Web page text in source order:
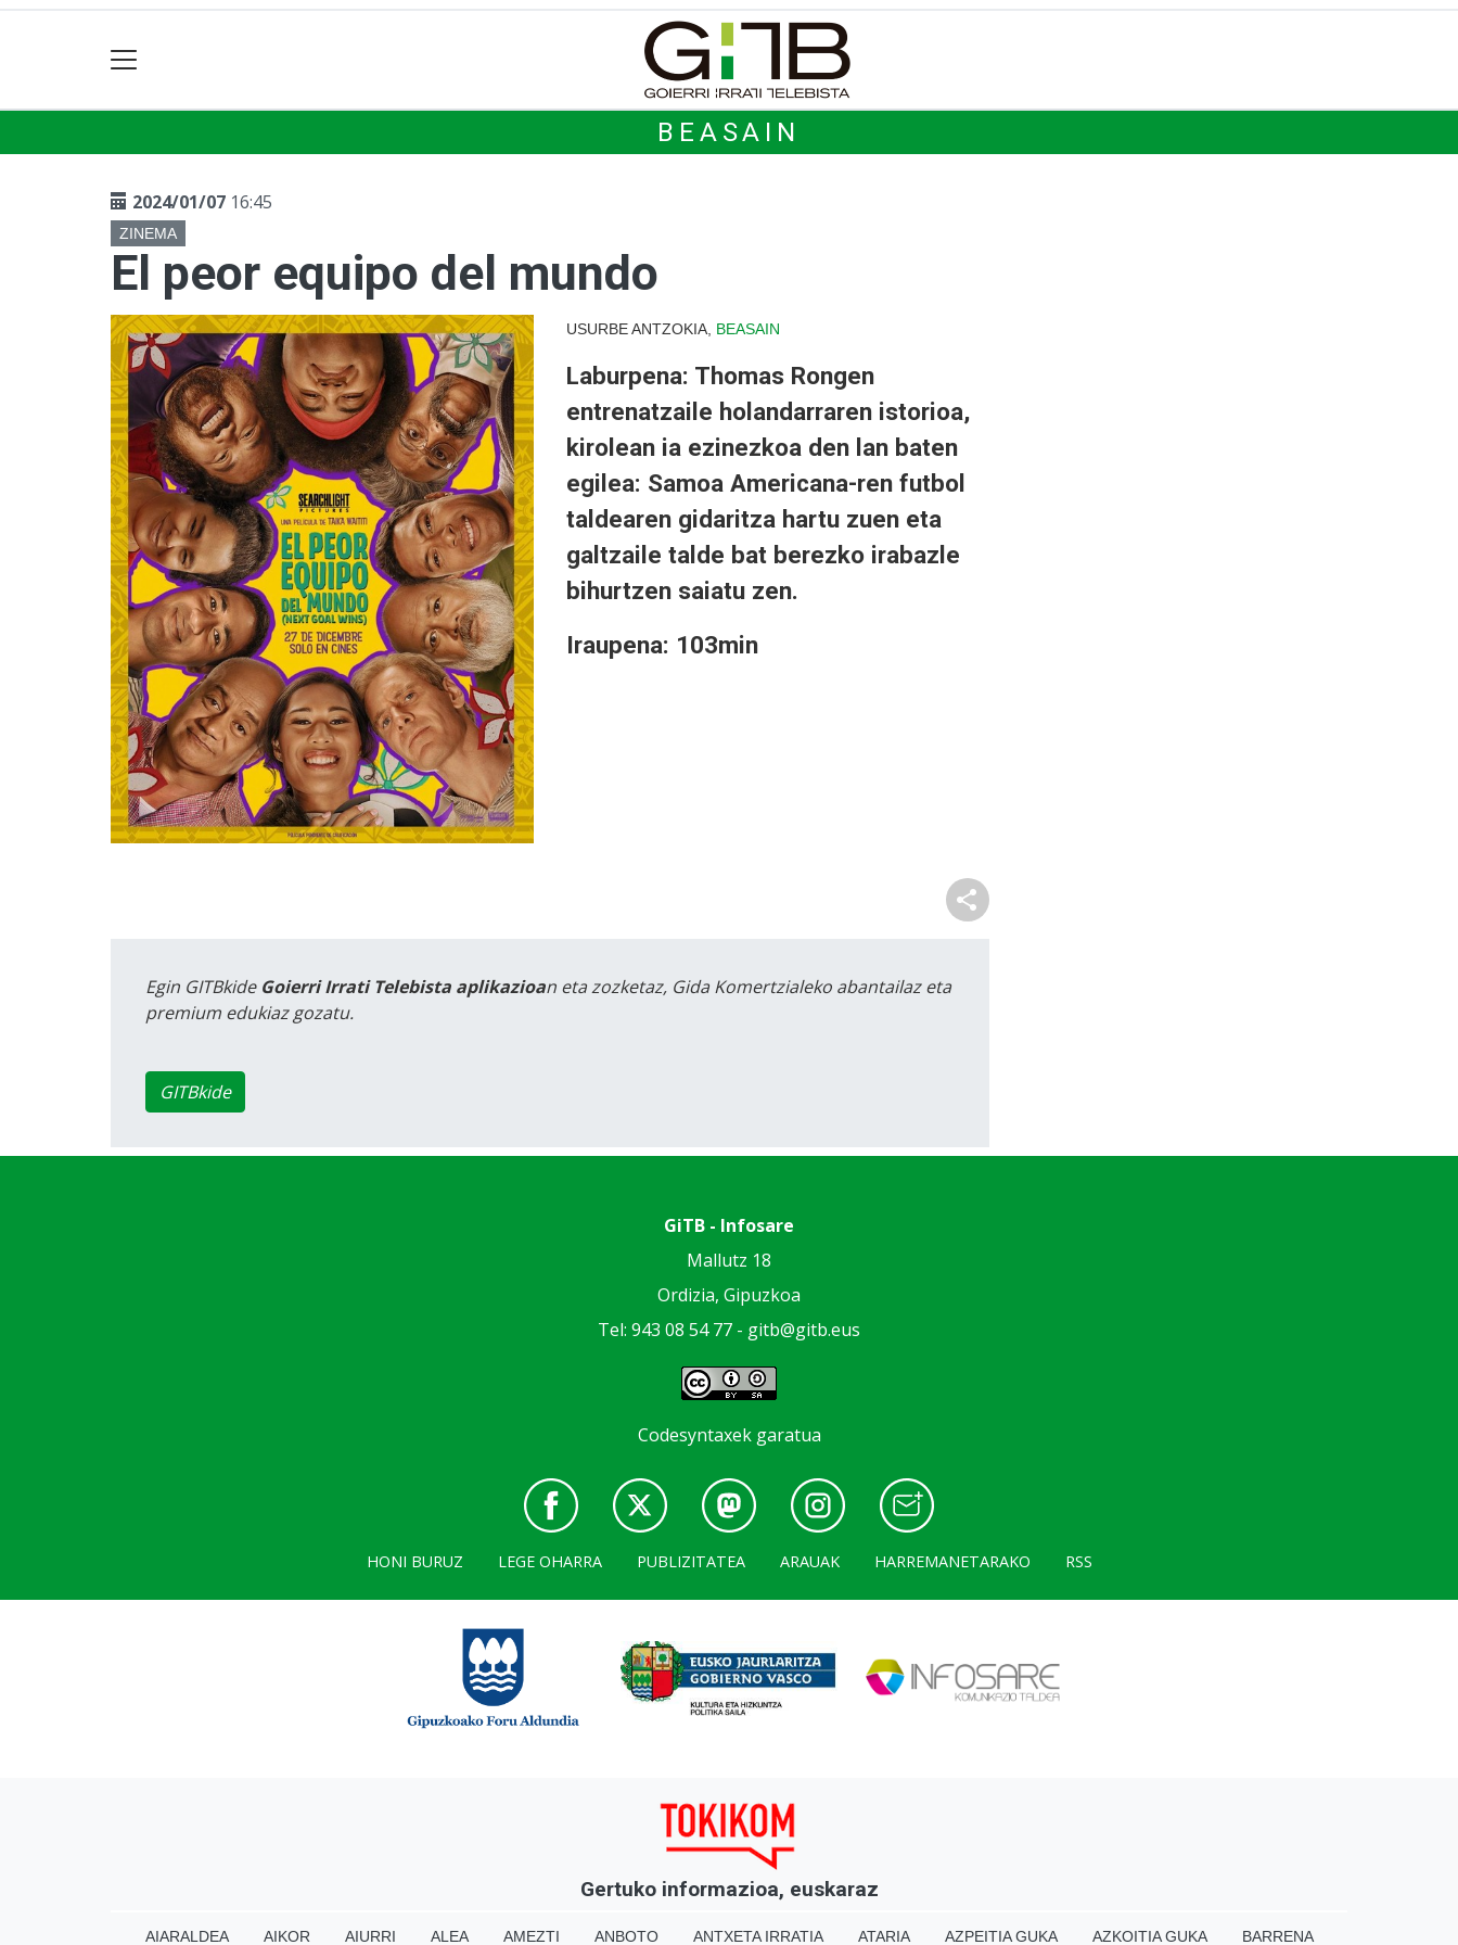
BEASAIN
2024/01/07 16:45
ZINEMA
El peor equipo del mundo
USURBE ANTZOKIA, BEASAIN
Laburpena: Thomas Rongen
entrenatzaile holandarraren istorioa,
kirolean ia ezinezkoa den lan baten
egilea: Samoa Americana-ren futbol
taldearen gidaritza hartu zuen eta
galtzaile talde bat berezko irabazle
bihurtzen saiatu zen.
Iraupena: 103min
Egin GITBkide Goierri Irrati Telebista aplikazioan eta zozketaz, Gida Komertzialeko abantailaz eta
premium edukiaz gozatu.
GITBkide
GiTB - Infosare
Mallutz 18
Ordizia, Gipuzkoa
Tel: 943 08 54 77 - gitb@gitb.eus
Codesyntaxek garatua
HONI BURUZ LEGE OHARRA PUBLIZITATEA ARAUAK HARREMANETARAKO RSS
Gertuko informazioa, euskaraz
AIARALDEA AIKOR AIURRI ALEA AMEZTI ANBOTO ANTXETA IRRATIA ATARIA AZPEITIA GUKA AZKOITIA GUKA BARRENA